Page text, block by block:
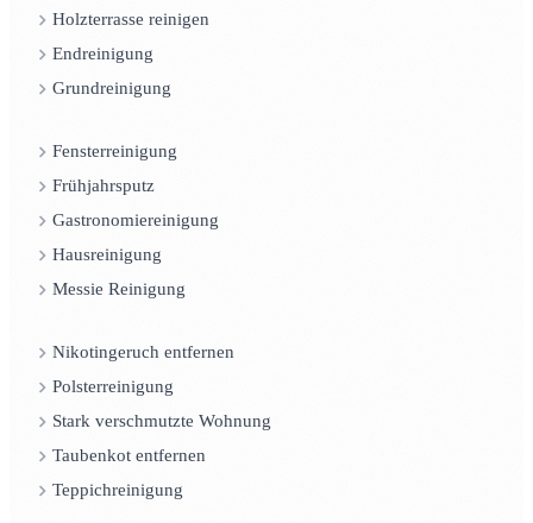
Holzterrasse reinigen
Endreinigung
Grundreinigung
Fensterreinigung
Frühjahrsputz
Gastronomiereinigung
Hausreinigung
Messie Reinigung
Nikotingeruch entfernen
Polsterreinigung
Stark verschmutzte Wohnung
Taubenkot entfernen
Teppichreinigung